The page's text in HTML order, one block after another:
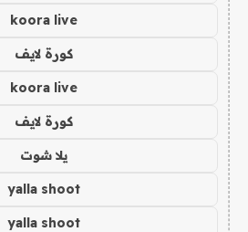
koora live
كورة لايف
koora live
كورة لايف
يلا شوت
yalla shoot
yalla shoot